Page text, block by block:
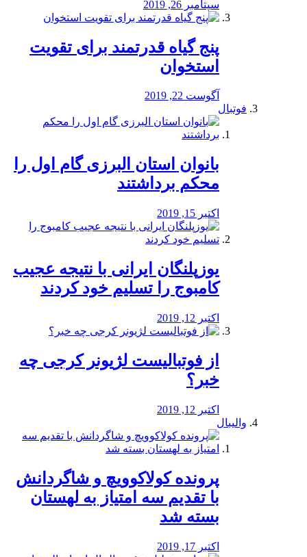
سپتامبر 26, 2019
پنج گیاه قدرتمند برای تقویت
استخوان
آگوست 22, 2019
فوتبال
بانوان استان البرزی گام اول را
محكم برداشتند
اکتبر 15, 2019
یوزپلنگان ایرانی با نتیجه عجیب
کامبوج را تسلیم خود کردند
اکتبر 12, 2019
از فوتبالیست لژیونر کرجی چه
خبر؟
اکتبر 12, 2019
والیبال
پرونده کولاکوویچ و شاگردانش
با تقدیم سه امتیاز به لهستان
بسته شد
اکتبر 17, 2019